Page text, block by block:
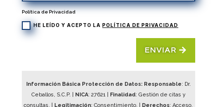
Política de Privacidad
HE LEÍDO Y ACEPTO LAPOLÍTICA DE PRIVACIDAD
ENVIAR
Información Básica Protección de Datos: Responsable: Dr.
Ceballos, S.C.P. | NICA: 27621| Finalidad: Gestión de citas y
consultas. | Legitimación: Consentimiento. | Derechos: Acceso,